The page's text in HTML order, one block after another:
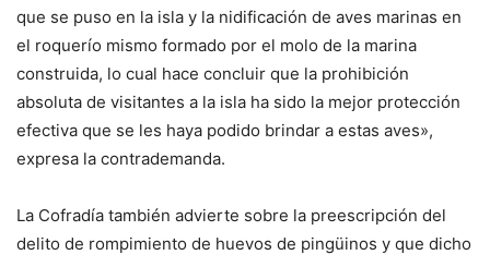
que se puso en la isla y la nidificación de aves marinas en
el roquerío mismo formado por el molo de la marina
construida, lo cual hace concluir que la prohibición
absoluta de visitantes a la isla ha sido la mejor protección
efectiva que se les haya podido brindar a estas aves»,
expresa la contrademanda.
La Cofradía también advierte sobre la preescripción del
delito de rompimiento de huevos de pingüinos y que dicho